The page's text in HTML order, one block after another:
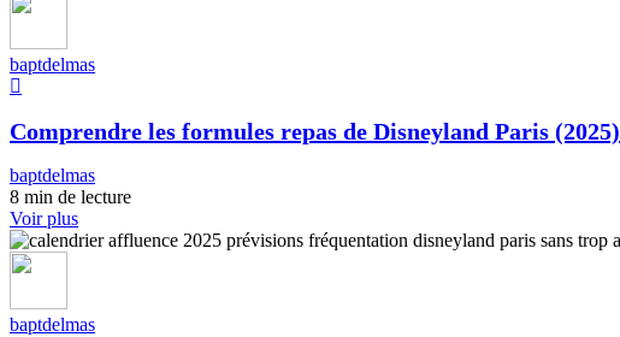
baptdelmas
Comprendre les formules repas de Disneyland Paris (2025)
baptdelmas
8 min de lecture
Voir plus
baptdelmas